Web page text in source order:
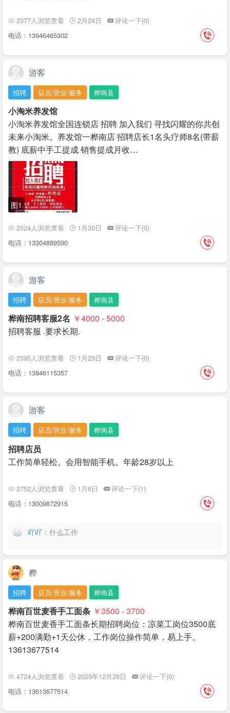
2377人浏览查看 2月24日
评论一下(0)
电话：13946465302
游客
招聘 店员/营业/服务 桦南县
小淘米养发馆
小淘米养发馆全国连锁店 招聘 加入我们 寻找闪耀的你共创
未来小淘米。养发馆一桦南店 招聘店长1名头疗师8名(带薪
教) 底薪中手工提成 销售提成月收…
图1
2524人浏览查看 1月30日
评论一下(0)
电话：13304889590
游客
招聘 店员/营业/服务 桦南县
桦南招聘客服2名 ￥4000 - 5000
招聘客服 .要求长期.
2395人浏览查看 1月29日
评论一下(0)
电话：13846115357
游客
招聘 店员/营业/服务 桦南县
招聘店员
工作简单轻松。会用智能手机。年龄28岁以上
2752人浏览查看 1月6日
评论一下(1)
电话：13009872915
吖吖： 什么工作
桦
招聘 店员/营业/服务 桦南县
桦南百世麦香手工面条 ￥3500 - 3700
桦南百世麦香手工面条长期招聘岗位：凉菜工岗位3500底
薪+200满勤+1天公休，工作岗位操作简单，易上手。
13613677514
4724人浏览查看 2025年12月28日
评论一下(0)
电话：13613677514